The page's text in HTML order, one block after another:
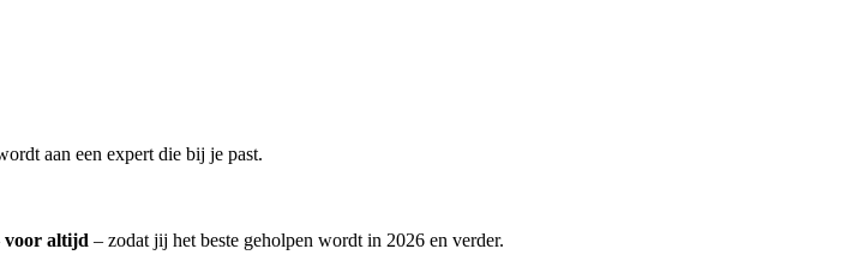
aan een expert die bij je past.
voor altijd – zodat jij het beste geholpen wordt in 2026 en verder.